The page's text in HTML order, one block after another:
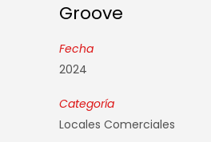
Groove
Fecha
2024
Categoría
Locales Comerciales